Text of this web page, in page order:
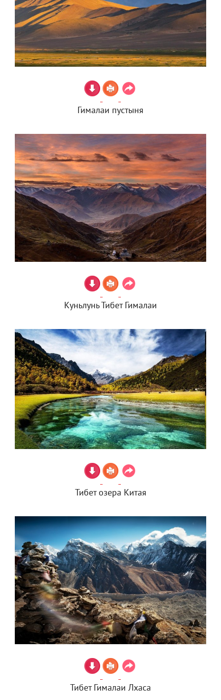
Гималаи пустыня
Куньлунь Тибет Гималаи
Тибет озера Китая
Тибет Гималаи Лхаса